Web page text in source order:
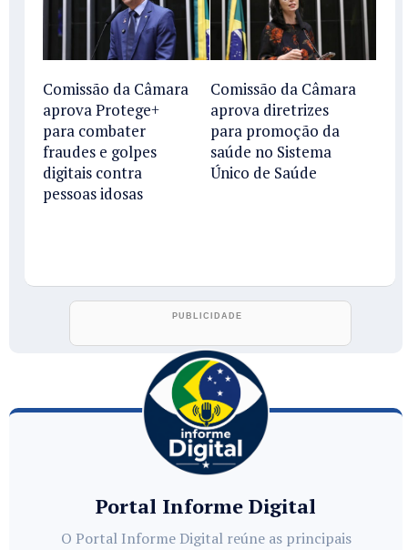
Comissão da Câmara
aprova Protege+
para combater
fraudes e golpes
digitais contra
pessoas idosas
Comissão da Câmara
aprova diretrizes
para promoção da
saúde no Sistema
Único de Saúde
Portal Informe Digital
O Portal Informe Digital reúne as principais